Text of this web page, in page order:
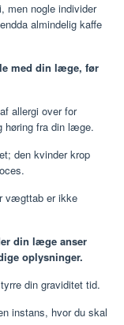
men nogle individer
almindelig kaffe
med din læge, før
allergi over for
høring fra din læge.
den kvinder krop
vægttab er ikke
din læge anser
oplysninger.
din graviditet tid.
instans, hvor du skal